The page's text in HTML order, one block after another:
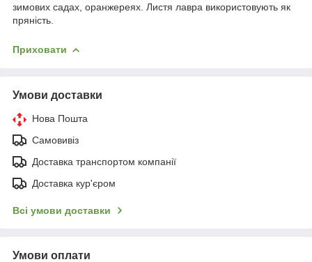
зимових садах, оранжереях. Листя лавра використовують як
пряність.
Приховати
Умови доставки
Нова Пошта
Самовивіз
Доставка транспортом компанії
Доставка кур'єром
Всі умови доставки
Умови оплати